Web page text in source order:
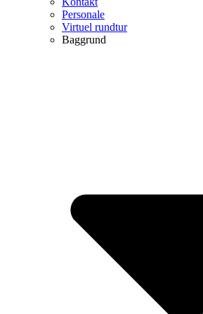
Personale
Virtuel rundtur
Baggrund